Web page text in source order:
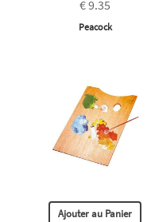
€ 9.35
Peacock
Ajouter au Panier